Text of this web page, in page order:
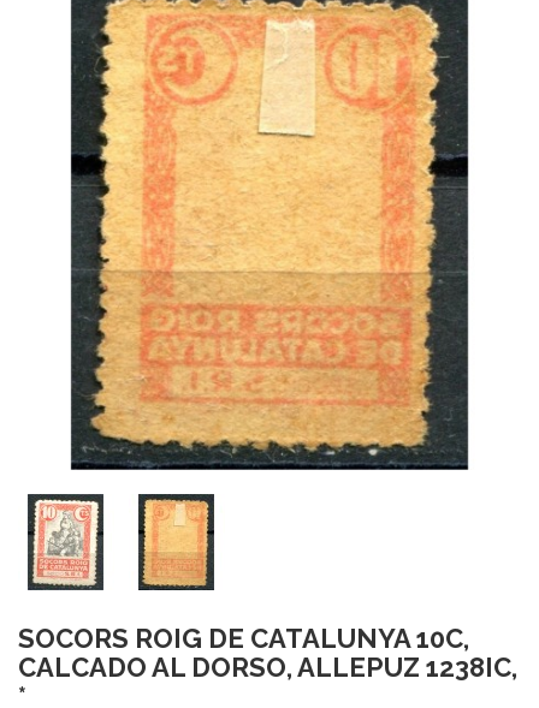
SOCORS ROIG DE CATALUNYA 10C,
CALCADO AL DORSO, ALLEPUZ 1238IC,
*